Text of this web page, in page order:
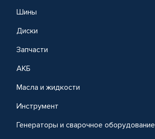
Шины
Диски
Запчасти
АКБ
Масла и жидкости
Инструмент
Генераторы и сварочное оборудование